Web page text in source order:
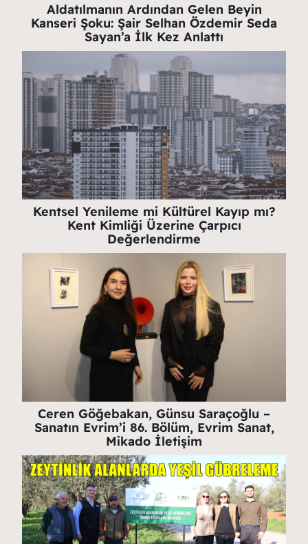
Aldatılmanın Ardından Gelen Beyin
Kanseri Şoku: Şair Selhan Özdemir Seda
Sayan’a İlk Kez Anlattı
Kentsel Yenileme mi Kültürel Kayıp mı?
Kent Kimliği Üzerine Çarpıcı
Değerlendirme
Ceren Göğebakan, Günsu Saraçoğlu –
Sanatın Evrim’i 86. Bölüm, Evrim Sanat,
Mikado İletişim